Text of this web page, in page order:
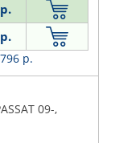
р.
09-,